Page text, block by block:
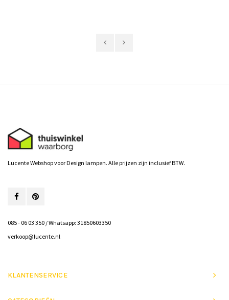
Lucente Webshop voor Design lampen. Alle prijzen zijn inclusief BTW.
085 - 06 03 350 / Whatsapp: 31850603350
verkoop@lucente.nl
KLANTENSERVICE